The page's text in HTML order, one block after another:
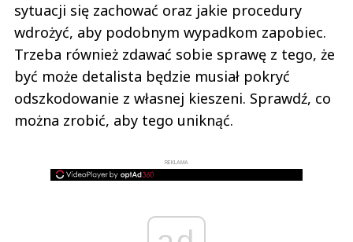
sytuacji się zachować oraz jakie procedury
wdrożyć, aby podobnym wypadkom zapobiec.
Trzeba również zdawać sobie sprawę z tego, że
być może detalista będzie musiał pokryć
odszkodowanie z własnej kieszeni. Sprawdź, co
można zrobić, aby tego uniknąć.
REKLAMA